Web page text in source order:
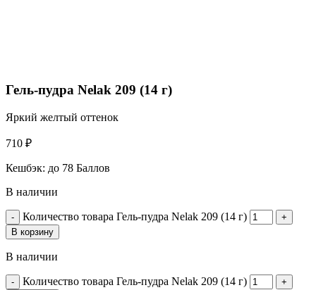
Гель-пудра Nelak 209 (14 г)
Яркий желтый оттенок
710 ₽
Кешбэк: до 78 Баллов
В наличии
Количество товара Гель-пудра Nelak 209 (14 г)
В корзину
В наличии
Количество товара Гель-пудра Nelak 209 (14 г)